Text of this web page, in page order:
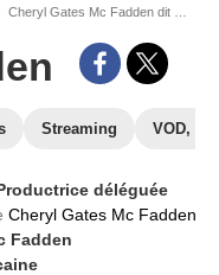
Cheryl Gates Mc Fadden dit Gates McFadden
Streaming VOD,
déléguée
Cheryl Gates Mc Fadden
Fadden